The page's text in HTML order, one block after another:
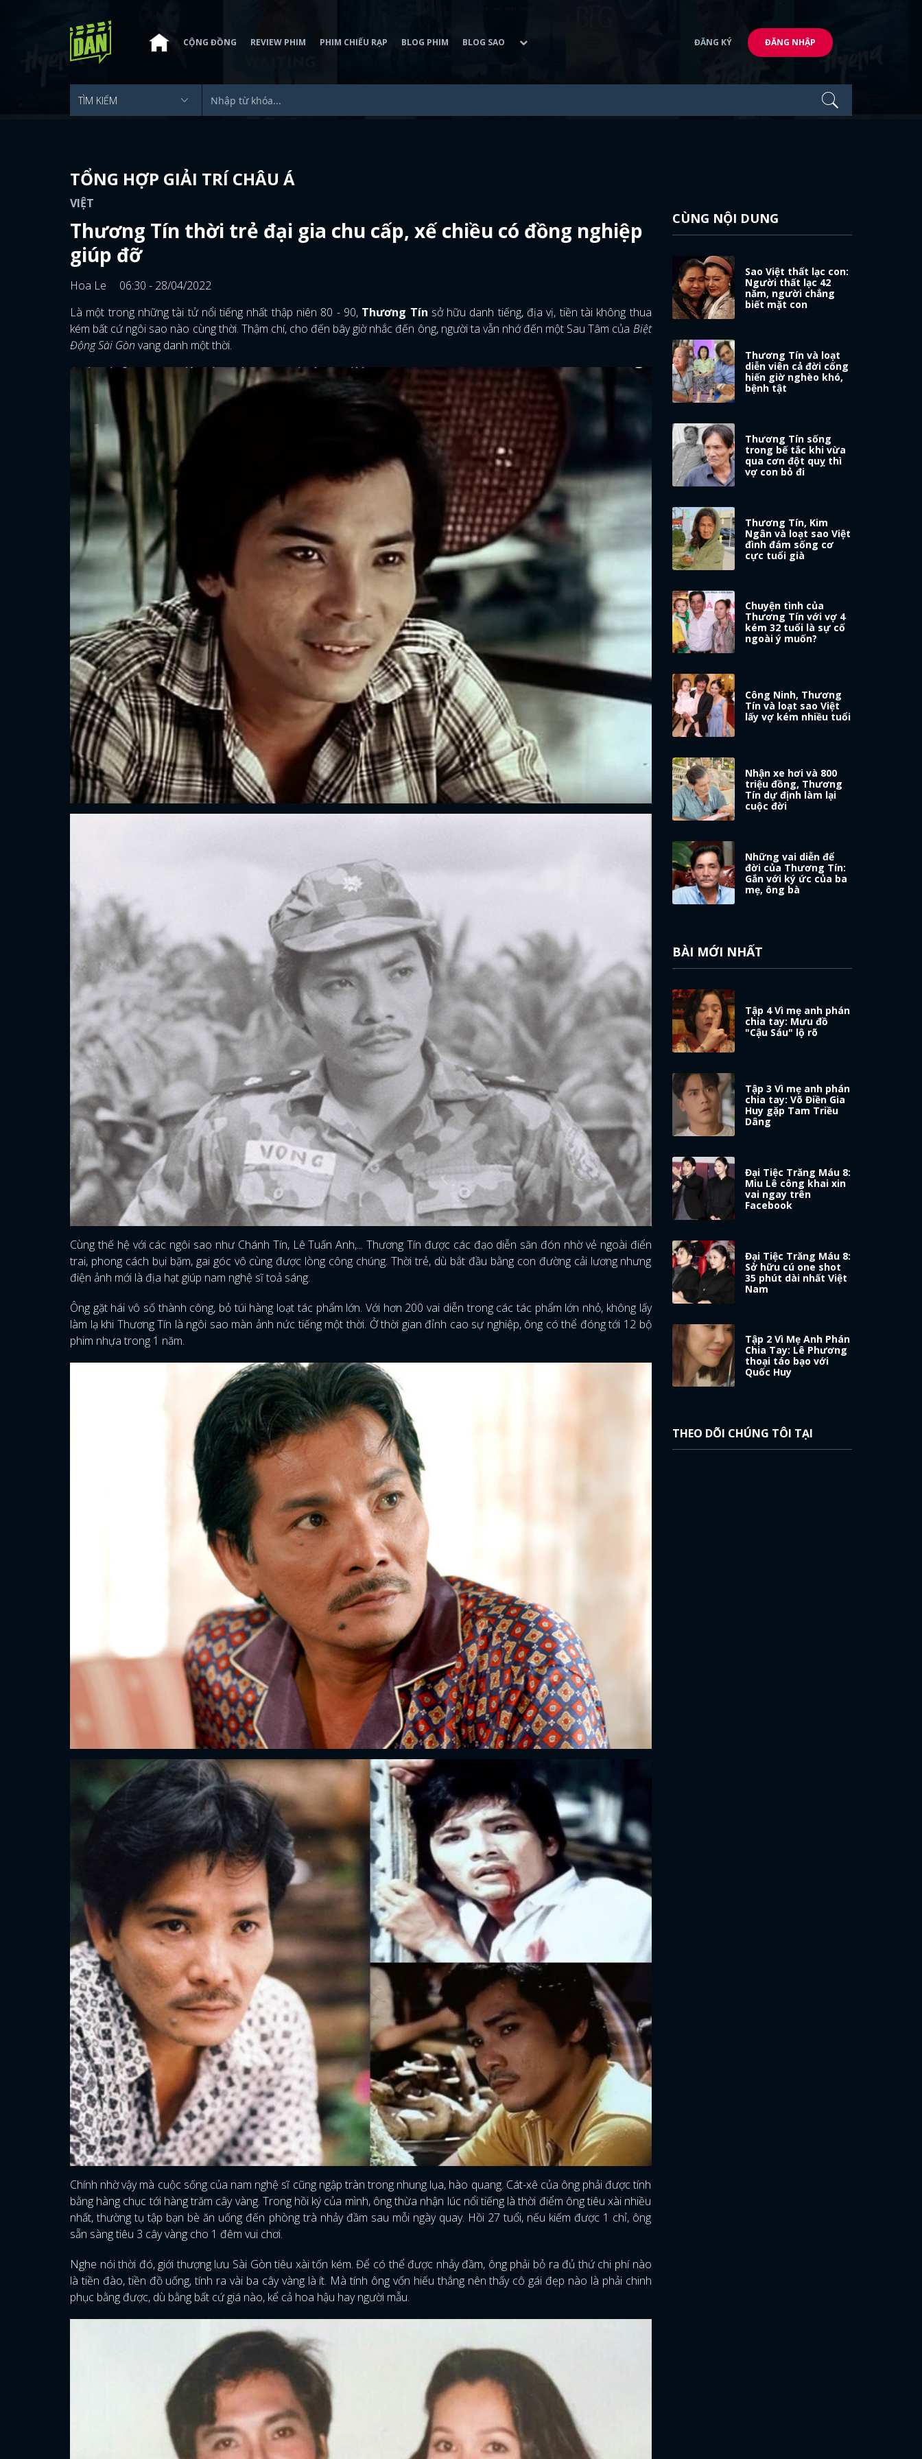
ĐĂNG NHẬP
FACEBOOK
CỘNG ĐỒNG REVIEW PHIM PHIM CHIẾU RẠP BLOG PHIM BLOG SAO ĐĂNG KÝ ĐĂNG NHẬP
TỔNG HỢP GIẢI TRÍ CHÂU Á
VIỆT
Thương Tín thời trẻ đại gia chu cấp, xế chiều có đồng nghiệp
giúp đỡ
Hoa Le
06:30 - 28/04/2022
Là một trong những tài tử nổi tiếng nhất thập niên 80 - 90, Thương Tín sở hữu danh tiếng, địa vị, tiền tài không thua
kém bất cứ ngôi sao nào cùng thời. Thậm chí, cho đến bây giờ nhắc đến ông, người ta vẫn nhớ đến một Sau Tâm của Biệt
Động Sài Gòn vang danh một thời.
Cùng thế hệ với các ngôi sao như Chánh Tín, Lê Tuấn Anh,... Thương Tín được các đạo diễn săn đón nhờ vẻ ngoài điển
trai, phong cách bụi bặm, gai góc vô cùng được lòng công chúng. Thời trẻ, dù bắt đầu bằng con đường cải lương nhưng
điện ảnh mới là địa hạt giúp nam nghệ sĩ toả sáng.
Ông gặt hái vô số thành công, bỏ túi hàng loạt tác phẩm lớn. Với hơn 200 vai diễn trong các tác phẩm lớn nhỏ, không lấy
làm lạ khi Thương Tín là ngôi sao màn ảnh nức tiếng một thời. Ở thời gian đỉnh cao sự nghiệp, ông có thể đóng tới 12 bộ
phim nhựa trong 1 năm.
Chính nhờ vậy mà cuộc sống của nam nghệ sĩ cũng ngập tràn trong nhung lụa, hào quang. Cát-xê của ông phải được tính
bằng hàng chục tới hàng trăm cây vàng. Trong hồi ký của mình, ông thừa nhận lúc nổi tiếng là thời điểm ông tiêu xài nhiều
nhất, thường tụ tập bạn bè ăn uống đến phòng trà nhảy đầm sau mỗi ngày quay. Hồi 27 tuổi, nếu kiếm được 1 chỉ, ông
sẵn sàng tiêu 3 cây vàng cho 1 đêm vui chơi.
Nghe nói thời đó, giới thượng lưu Sài Gòn tiêu xài tốn kém. Để có thể được nhảy đầm, ông phải bỏ ra đủ thứ chi phí nào
là tiền đào, tiền đồ uống, tính ra vài ba cây vàng là ít. Mà tính ông vốn hiếu thắng nên thấy cô gái đẹp nào là phải chinh
phục bằng được, dù bằng bất cứ giá nào, kể cả hoa hậu hay người mẫu.
CÙNG NỘI DUNG
Sao Việt thất lạc con:
Người thất lạc 42
năm, người chẳng
biết mặt con
Thương Tín và loạt
diễn viên cả đời cống
hiến giờ nghèo khó,
bệnh tật
Thương Tín sống
trong bế tắc khi vừa
qua cơn đột quỵ thì
vợ con bỏ đi
Thương Tín, Kim
Ngân và loạt sao Việt
đình đám sống cơ
cực tuổi già
Chuyện tình của
Thương Tín với vợ 4
kém 32 tuổi là sự cố
ngoài ý muốn?
Công Ninh, Thương
Tín và loạt sao Việt
lấy vợ kém nhiều tuổi
Nhận xe hơi và 800
triệu đồng, Thương
Tín dự định làm lại
cuộc đời
Những vai diễn để
đời của Thương Tín:
Gắn với ký ức của ba
mẹ, ông bà
BÀI MỚI NHẤT
Tập 4 Vì mẹ anh phán
chia tay: Mưu đồ
"Cậu Sáu" lộ rõ
Tập 3 Vì mẹ anh phán
chia tay: Võ Điền Gia
Huy gặp Tam Triều
Dâng
Đại Tiệc Trăng Máu 8:
Miu Lê công khai xin
vai ngay trên
Facebook
Đại Tiệc Trăng Máu 8:
Sở hữu cú one shot
35 phút dài nhất Việt
Nam
Tập 2 Vì Mẹ Anh Phán
Chia Tay: Lê Phương
thoại táo bạo với
Quốc Huy
THEO DÕI CHÚNG TÔI TẠI